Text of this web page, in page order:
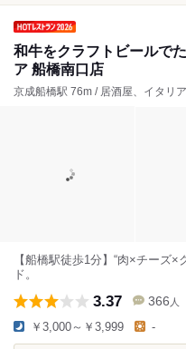
和牛をクラフトビールで
ア 船橋南口店
京成船橋駅 76m / 居酒屋、イタリ
【船橋駅徒歩1分】“肉×チーズ
ド。
3.37 366 人
￥3,000～￥3,999 -